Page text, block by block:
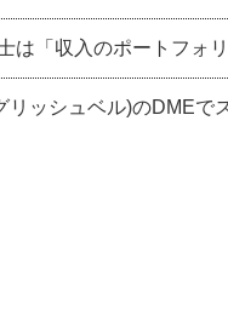
は「収入のポートフォ
リッシュベル)のDMEで